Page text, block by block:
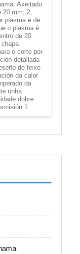
Axeitado
20 mm; 2,
plasma é de
o plasma é
de 20
o corte por
detallada
de feixe
da calor
da
unha
dobre
1...